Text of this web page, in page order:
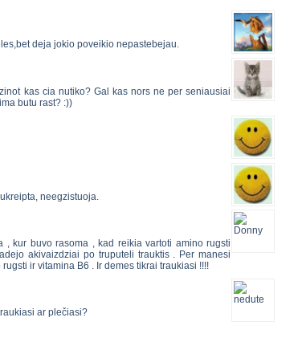
deja jokio poveikio nepastebejau.
kas cia nutiko? Gal kas nors ne per seniausiai
butu rast? :))
neegzistuoja.
, kur buvo rasoma , kad reikia vartoti amino rugsti
akivaizdziai po truputeli trauktis . Per manesi
ir vitamina B6 . Ir demes tikrai traukiasi !!!!
ar plečiasi?